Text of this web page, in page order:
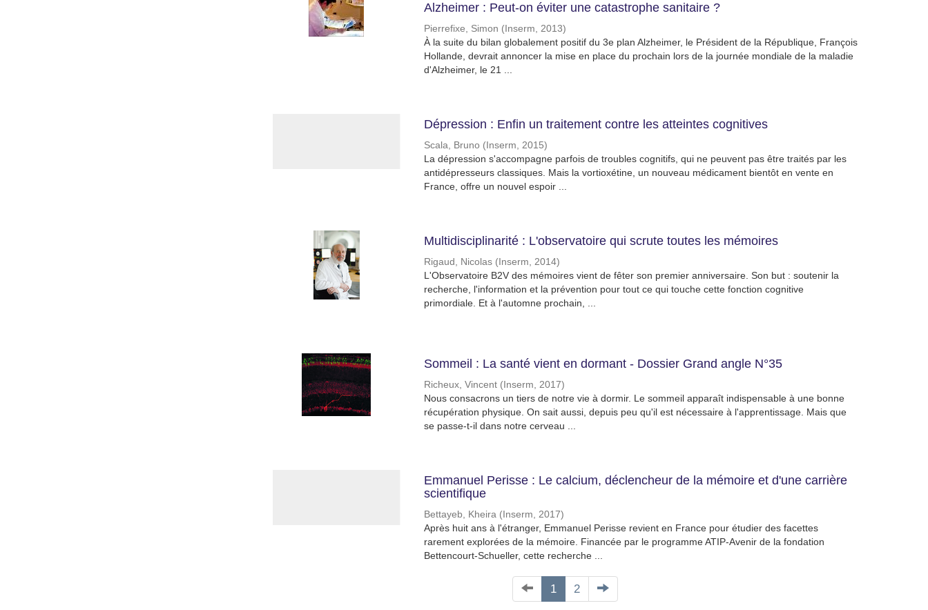
Alzheimer : Peut-on éviter une catastrophe sanitaire ?
Pierrefixe, Simon (Inserm, 2013)
À la suite du bilan globalement positif du 3e plan Alzheimer, le Président de la République, François
Hollande, devrait annoncer la mise en place du prochain lors de la journée mondiale de la maladie
d'Alzheimer, le 21 ...
Dépression : Enfin un traitement contre les atteintes cognitives
Scala, Bruno (Inserm, 2015)
La dépression s'accompagne parfois de troubles cognitifs, qui ne peuvent pas être traités par les
antidépresseurs classiques. Mais la vortioxétine, un nouveau médicament bientôt en vente en
France, offre un nouvel espoir ...
Multidisciplinarité : L'observatoire qui scrute toutes les mémoires
Rigaud, Nicolas (Inserm, 2014)
L'Observatoire B2V des mémoires vient de fêter son premier anniversaire. Son but : soutenir la
recherche, l'information et la prévention pour tout ce qui touche cette fonction cognitive
primordiale. Et à l'automne prochain, ...
Sommeil : La santé vient en dormant - Dossier Grand angle N°35
Richeux, Vincent (Inserm, 2017)
Nous consacrons un tiers de notre vie à dormir. Le sommeil apparaît indispensable à une bonne
récupération physique. On sait aussi, depuis peu qu'il est nécessaire à l'apprentissage. Mais que
se passe-t-il dans notre cerveau ...
Emmanuel Perisse : Le calcium, déclencheur de la mémoire et d'une carrière
scientifique
Bettayeb, Kheira (Inserm, 2017)
Après huit ans à l'étranger, Emmanuel Perisse revient en France pour étudier des facettes
rarement explorées de la mémoire. Financée par le programme ATIP-Avenir de la fondation
Bettencourt-Schueller, cette recherche ...
1 2